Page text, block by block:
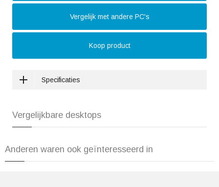
Vergelijk met andere PC's
Koop product
Specificaties
Vergelijkbare desktops
Anderen waren ook geïnteresseerd in